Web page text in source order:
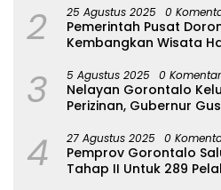
2 25 Agustus 2025 0
Pemerintah Pusat
Kembangkan Wisata
3 5 Agustus 2025 0 Komentar
Nelayan Gorontalo
Perizinan, Gubernur
4 27 Agustus 2025 0
Pemprov Gorontalo
Tahap II Untuk 289